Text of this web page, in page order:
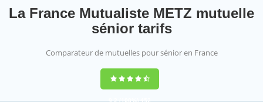
La France Mutualiste METZ mutuelle
sénior tarifs
Comparateur de mutuelles pour sénior en France
9,2(100%)452